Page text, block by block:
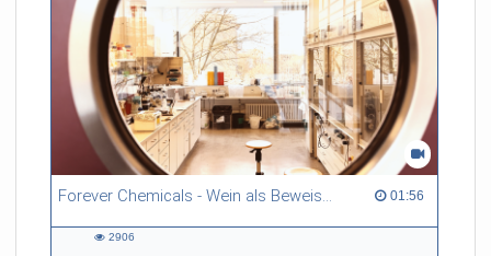
Forever Chemicals - Wein als Beweismittel für die Wissenschaft 01:56
01:56 duration
2906